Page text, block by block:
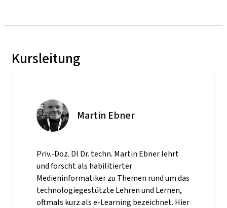
Kursleitung
Martin Ebner
Priv.-Doz. DI Dr. techn. Martin Ebner lehrt
und forscht als habilitierter
Medieninformatiker zu Themen rund um das
technologiegestützte Lehren und Lernen,
oftmals kurz als e-Learning bezeichnet. Hier